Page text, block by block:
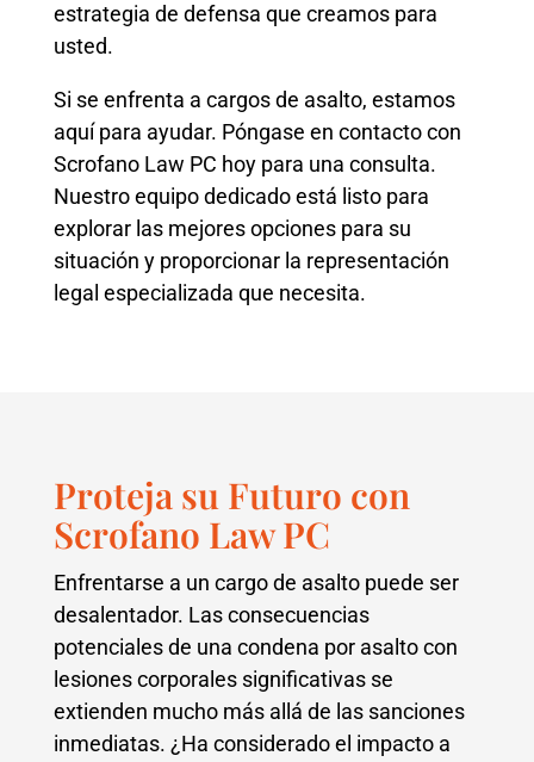
estrategia de defensa que creamos para
usted.
Si se enfrenta a cargos de asalto, estamos
aquí para ayudar. Póngase en contacto con
Scrofano Law PC hoy para una consulta.
Nuestro equipo dedicado está listo para
explorar las mejores opciones para su
situación y proporcionar la representación
legal especializada que necesita.
Proteja su Futuro con
Scrofano Law PC
Enfrentarse a un cargo de asalto puede ser
desalentador. Las consecuencias
potenciales de una condena por asalto con
lesiones corporales significativas se
extienden mucho más allá de las sanciones
inmediatas. ¿Ha considerado el impacto a